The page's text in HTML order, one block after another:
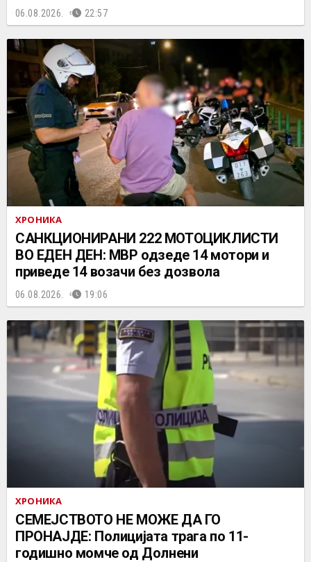
06.08.2026. 22:57
ХРОНИКА
САНКЦИОНИРАНИ 222 МОТОЦИКЛИСТИ
ВО ЕДЕН ДЕН: МВР одзеде 14 мотори и
приведе 14 возачи без дозвола
06.08.2026. 19:06
ХРОНИКА
СЕМЕЈСТВОТО НЕ МОЖЕ ДА ГО
ПРОНАЈДЕ: Полицијата трага по 11-
годишно момче од Долнени